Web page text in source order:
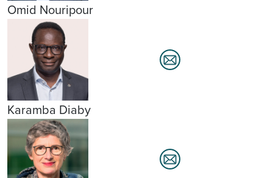
Omid Nouripour
Karamba Diaby